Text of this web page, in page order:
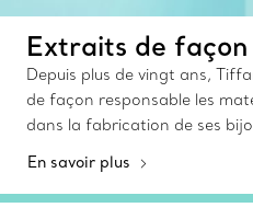
Extraits de façon
Depuis plus de vingt ans,
de façon responsable les
dans la fabrication de ses
En savoir plus